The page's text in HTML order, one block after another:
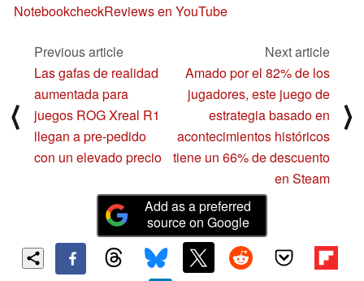
NotebookcheckReviews en YouTube
⟨
Previous article
Las gafas de realidad
aumentada para
juegos ROG Xreal R1
llegan a pre-pedido
con un elevado precio
Next article
Amado por el 82% de los
jugadores, este juego de
estrategia basado en
acontecimientos históricos
tiene un 66% de descuento
en Steam
⟩
Add as a preferred
source on Google